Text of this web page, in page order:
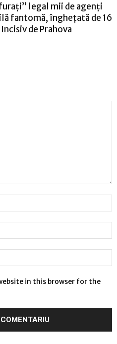
legal mii de agenți
fantomă, înghețată de 16
de Prahova
in this browser for the